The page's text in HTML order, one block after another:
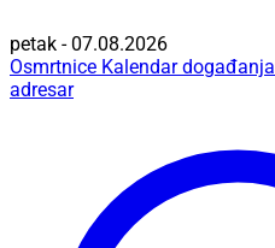
petak - 07.08.2026
Osmrtnice Kalendar događanja
adresar